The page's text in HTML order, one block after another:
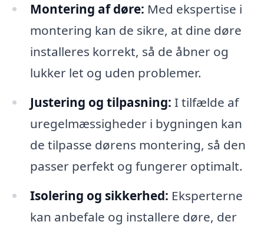
Montering af døre: Med ekspertise i
montering kan de sikre, at dine døre
installeres korrekt, så de åbner og
lukker let og uden problemer.
Justering og tilpasning: I tilfælde af
uregelmæssigheder i bygningen kan
de tilpasse dørens montering, så den
passer perfekt og fungerer optimalt.
Isolering og sikkerhed: Eksperterne
kan anbefale og installere døre, der